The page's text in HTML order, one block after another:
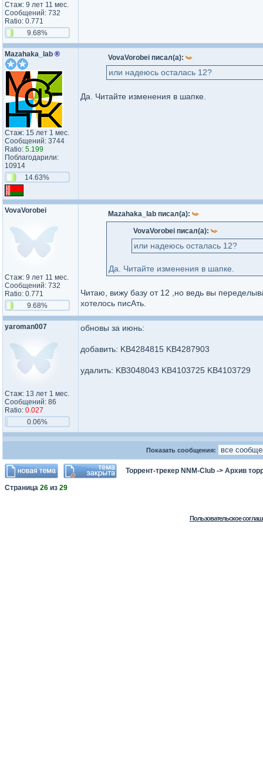
Стаж: 9 лет 11 мес.
Сообщений: 732
Ratio: 0.771
9.68%
Mazahaka_lab ®
Стаж: 15 лет 1 мес.
Сообщений: 3744
Ratio: 5.199
Поблагодарили:
10914
14.63%
VovaVorobei писал(а):
или надеюсь осталась 12?
Да. Читайте изменения в шапке.
VovaVorobei
Стаж: 9 лет 11 мес.
Сообщений: 732
Ratio: 0.771
9.68%
Mazahaka_lab писал(а):
VovaVorobei писал(а):
или надеюсь осталась 12?
Да. Читайте изменения в шапке.
Читаю, вижу базу от 12 ,но ведь вы
хотелось писАть.
yaroman007
Стаж: 13 лет 1 мес.
Сообщений: 86
Ratio: 0.027
0.06%
обновы за июнь:
добавить: KB4284815 KB4287903
удалить: KB3048043 KB4103725 KB4103729
Показать сообщения:
Торрент-трекер NNM-Club -> Архив
Страница 26 из 29
Пользовательское